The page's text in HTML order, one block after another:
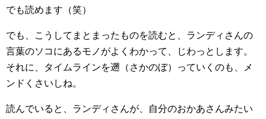
でも読めます（笑）
でも、こうしてまとまったものを読むと、ランディさんの
言葉のソコにあるモノがよくわかって、じわっとします。
それに、タイムラインを遡（さかのぼ）っていくのも、メ
ンドくさいしね。
読んでいると、ランディさんが、自分のおかあさんみたい